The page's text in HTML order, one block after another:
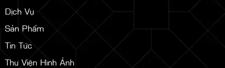
Dịch Vụ
Sản Phẩm
Tin Tức
Thư Viện Hình Ảnh